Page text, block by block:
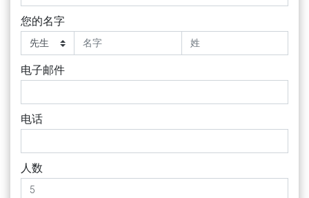
您的名字
电子邮件
电话
人数